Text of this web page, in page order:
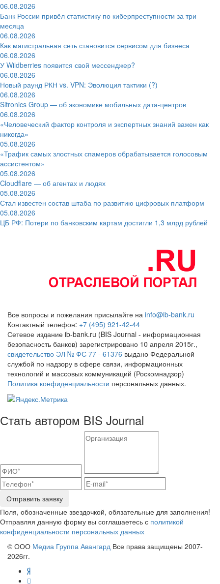
06.08.2026
Банк России привёл статистику по киберпреступности за три
месяца
06.08.2026
Как магистральная сеть становится сервисом для бизнеса
06.08.2026
У Wildberries появится свой мессенджер?
06.08.2026
Новый раунд РКН vs. VPN: Эволюция тактики (?)
06.08.2026
Sitronics Group — об экономике мобильных дата-центров
06.08.2026
«Человеческий фактор контроля и экспертных знаний важен как
никогда»
05.08.2026
«Трафик самых злостных спамеров обрабатывается голосовым
ассистентом»
05.08.2026
Cloudflare — об агентах и людях
05.08.2026
Стал известен состав штаба по развитию цифровых платформ
05.08.2026
ЦБ РФ: Потери по банковским картам достигли 1,3 млрд рублей
Все вопросы и пожелания присылайте на info@ib-bank.ru
Контактный телефон: +7 (495) 921-42-44
Сетевое издание ib-bank.ru (BIS Journal - информационная
безопасность банков) зарегистрировано 10 апреля 2015г.,
свидетельство ЭЛ № ФС 77 - 61376 выдано Федеральной
службой по надзору в сфере связи, информационных
технологий и массовых коммуникаций (Роскомнадзор)
Политика конфиденциальности персональных данных.
Стать автором BIS Journal
Отправить заявку
Поля, обозначенные звездочкой, обязательные для заполнения!
Отправляя данную форму вы соглашаетесь с политикой
конфиденциальности персональных данных
© ООО Медиа Группа Авангард Все права защищены 2007-
2026гг.